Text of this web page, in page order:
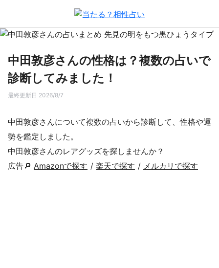
中田敦彦さんの性格は？複数の占いで
診断してみました！
最終更新日 2026/8/7
中田敦彦さんについて複数の占いから診断して、性格や運
勢を鑑定しました。
中田敦彦さんのレアグッズを探しませんか？
広告🔎 Amazonで探す / 楽天で探す / メルカリで探す